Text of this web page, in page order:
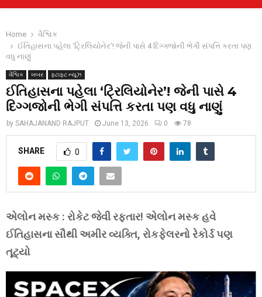
Home
વૈશ્વિક
ઈતિહાસના પહેલા ‘ટ્રિલિયોનેર’! જેની પાસે 4 દિગ્ગજોની ભેગી સંપત્તિ કરતા પણ
વધુ નાણું
વૈશ્વિક ખબર ફટાફટ ન્યૂઝ
ઈતિહાસના પહેલા ‘ટ્રિલિયોનેર’! જેની પાસે 4
દિગ્ગજોની ભેગી સંપત્તિ કરતા પણ વધુ નાણું
by SAHAJANAND RAJPUT June 13, 2026 0 78
SHARE 0
એલોન મસ્ક : રોકેટ જેવી રફતાર! એલોન મસ્ક હવે
ઈતિહાસના સૌથી અમીર વ્યક્તિ, રોકફેલરનો રેકોર્ડ પણ
તૂટ્યો